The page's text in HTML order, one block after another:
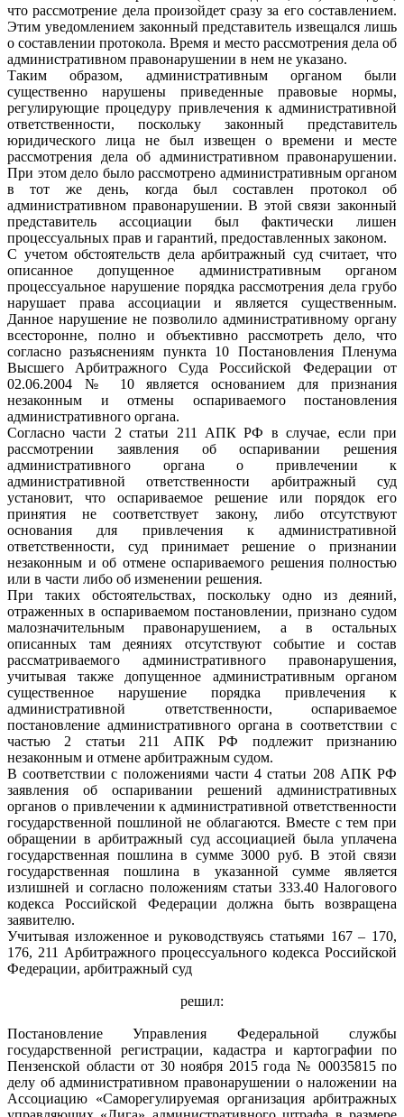
что рассмотрение дела произойдет сразу за его составлением.
Этим уведомлением законный представитель извещался лишь
о составлении протокола. Время и место рассмотрения дела об
административном правонарушении в нем не указано.
Таким образом, административным органом были
существенно нарушены приведенные правовые нормы,
регулирующие процедуру привлечения к административной
ответственности, поскольку законный представитель
юридического лица не был извещен о времени и месте
рассмотрения дела об административном правонарушении.
При этом дело было рассмотрено административным органом
в тот же день, когда был составлен протокол об
административном правонарушении. В этой связи законный
представитель ассоциации был фактически лишен
процессуальных прав и гарантий, предоставленных законом.
С учетом обстоятельств дела арбитражный суд считает, что
описанное допущенное административным органом
процессуальное нарушение порядка рассмотрения дела грубо
нарушает права ассоциации и является существенным.
Данное нарушение не позволило административному органу
всесторонне, полно и объективно рассмотреть дело, что
согласно разъяснениям пункта 10 Постановления Пленума
Высшего Арбитражного Суда Российской Федерации от
02.06.2004 № 10 является основанием для признания
незаконным и отмены оспариваемого постановления
административного органа.
Согласно части 2 статьи 211 АПК РФ в случае, если при
рассмотрении заявления об оспаривании решения
административного органа о привлечении к
административной ответственности арбитражный суд
установит, что оспариваемое решение или порядок его
принятия не соответствует закону, либо отсутствуют
основания для привлечения к административной
ответственности, суд принимает решение о признании
незаконным и об отмене оспариваемого решения полностью
или в части либо об изменении решения.
При таких обстоятельствах, поскольку одно из деяний,
отраженных в оспариваемом постановлении, признано судом
малозначительным правонарушением, а в остальных
описанных там деяниях отсутствуют событие и состав
рассматриваемого административного правонарушения,
учитывая также допущенное административным органом
существенное нарушение порядка привлечения к
административной ответственности, оспариваемое
постановление административного органа в соответствии с
частью 2 статьи 211 АПК РФ подлежит признанию
незаконным и отмене арбитражным судом.
В соответствии с положениями части 4 статьи 208 АПК РФ
заявления об оспаривании решений административных
органов о привлечении к административной ответственности
государственной пошлиной не облагаются. Вместе с тем при
обращении в арбитражный суд ассоциацией была уплачена
государственная пошлина в сумме 3000 руб. В этой связи
государственная пошлина в указанной сумме является
излишней и согласно положениям статьи 333.40 Налогового
кодекса Российской Федерации должна быть возвращена
заявителю.
Учитывая изложенное и руководствуясь статьями 167 – 170,
176, 211 Арбитражного процессуального кодекса Российской
Федерации, арбитражный суд
решил:
Постановление Управления Федеральной службы
государственной регистрации, кадастра и картографии по
Пензенской области от 30 ноября 2015 года № 00035815 по
делу об административном правонарушении о наложении на
Ассоциацию «Саморегулируемая организация арбитражных